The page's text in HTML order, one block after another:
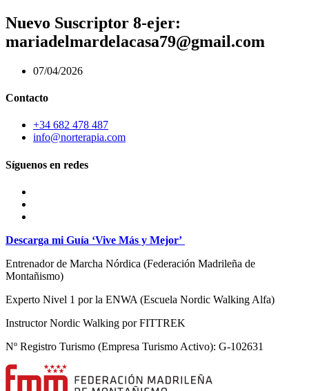
Nuevo Suscriptor 8-ejer:
mariadelmardelacasa79@gmail.com
07/04/2026
Contacto
+34 682 478 487
info@norterapia.com
Síguenos en redes
Descarga mi Guía ‘Vive Más y Mejor’
Entrenador de Marcha Nórdica (Federación Madrileña de
Montañismo)
Experto Nivel 1 por la ENWA (Escuela Nordic Walking Alfa)
Instructor Nordic Walking por FITTREK
Nº Registro Turismo (Empresa Turismo Activo): G-102631